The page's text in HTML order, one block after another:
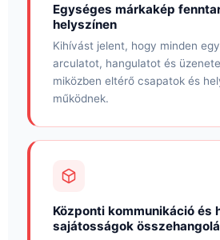
Egységes márkakép
helyszínen
Kihívást jelent, hogy minden
arculatot, hangulatot és
miközben eltérő csapatok és
működnek.
Központi kommunikáció és
sajátosságok